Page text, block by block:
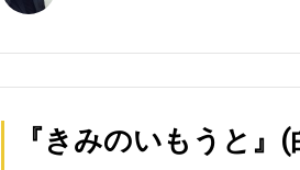
『きみのいもうと』